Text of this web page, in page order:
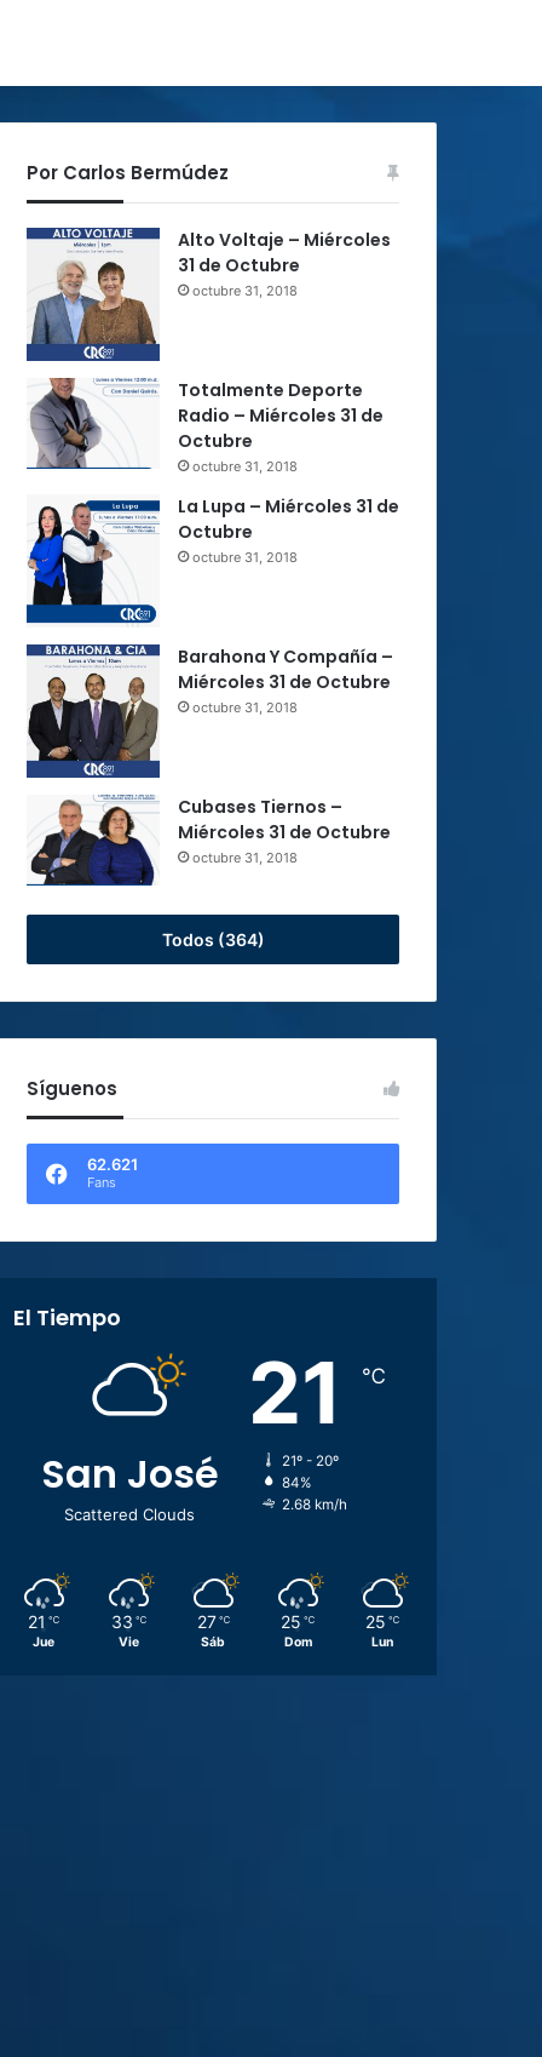
Por Carlos Bermúdez
Alto Voltaje – Miércoles
31 de Octubre
octubre 31, 2018
Totalmente Deporte
Radio – Miércoles 31 de
Octubre
octubre 31, 2018
La Lupa – Miércoles 31 de
Octubre
octubre 31, 2018
Barahona Y Compañía –
Miércoles 31 de Octubre
octubre 31, 2018
Cubases Tiernos –
Miércoles 31 de Octubre
octubre 31, 2018
Todos (364)
Síguenos
62.621
Fans
El Tiempo
San José
Scattered Clouds
21 ℃
21º - 20º
84%
2.68 km/h
21 ℃
Jue
33 ℃
Vie
27 ℃
Sáb
25 ℃
Dom
25 ℃
Lun